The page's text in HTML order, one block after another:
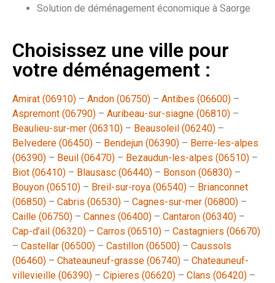
Solution de déménagement économique à Saorge
Choisissez une ville pour
votre déménagement :
Amirat (06910) – Andon (06750) – Antibes (06600) –
Aspremont (06790) – Auribeau-sur-siagne (06810) –
Beaulieu-sur-mer (06310) – Beausoleil (06240) –
Belvedere (06450) – Bendejun (06390) – Berre-les-alpes
(06390) – Beuil (06470) – Bezaudun-les-alpes (06510) –
Biot (06410) – Blausasc (06440) – Bonson (06830) –
Bouyon (06510) – Breil-sur-roya (06540) – Brianconnet
(06850) – Cabris (06530) – Cagnes-sur-mer (06800) –
Caille (06750) – Cannes (06400) – Cantaron (06340) –
Cap-d’ail (06320) – Carros (06510) – Castagniers (06670)
– Castellar (06500) – Castillon (06500) – Caussols
(06460) – Chateauneuf-grasse (06740) – Chateauneuf-
villevieille (06390) – Cipieres (06620) – Clans (06420) –